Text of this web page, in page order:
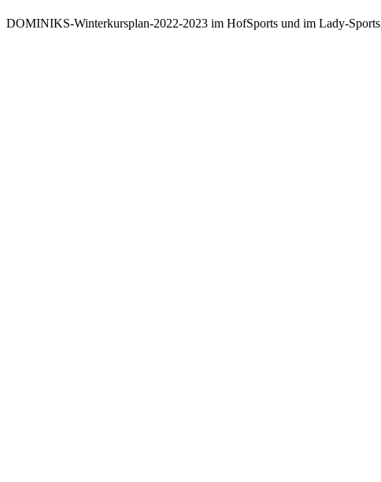
DOMINIKS-Winterkursplan-2022-2023 im HofSports und im Lady-Sports